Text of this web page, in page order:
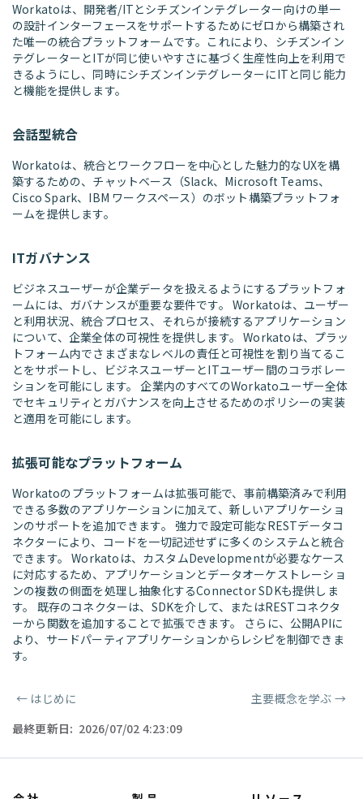
Workatoは、開発者/ITとシチズンインテグレーター向けの単一
の設計インターフェースをサポートするためにゼロから構築され
た唯一の統合プラットフォームです。これにより、シチズンイン
テグレーターとITが同じ使いやすさに基づく生産性向上を利用で
きるようにし、同時にシチズンインテグレーターにITと同じ能力
と機能を提供します。
会話型統合
Workatoは、統合とワークフローを中心とした魅力的なUXを構
築するための、チャットベース（Slack、Microsoft Teams、
Cisco Spark、IBM ワークスペース）のボット構築プラットフォ
ームを提供します。
ITガバナンス
ビジネスユーザーが企業データを扱えるようにするプラットフォ
ームには、ガバナンスが重要な要件です。 Workatoは、ユーザー
と利用状況、統合プロセス、それらが接続するアプリケーション
について、企業全体の可視性を提供します。 Workatoは、プラッ
トフォーム内でさまざまなレベルの責任と可視性を割り当てるこ
とをサポートし、ビジネスユーザーとITユーザー間のコラボレー
ションを可能にします。 企業内のすべてのWorkatoユーザー全体
でセキュリティとガバナンスを向上させるためのポリシーの実装
と適用を可能にします。
拡張可能なプラットフォーム
Workatoのプラットフォームは拡張可能で、事前構築済みで利用
できる多数のアプリケーションに加えて、新しいアプリケーショ
ンのサポートを追加できます。 強力で設定可能なRESTデータコ
ネクターにより、コードを一切記述せずに多くのシステムと統合
できます。 Workatoは、カスタムDevelopmentが必要なケース
に対応するため、アプリケーションとデータオーケストレーショ
ンの複数の側面を処理し抽象化するConnector SDKも提供しま
す。 既存のコネクターは、SDKを介して、またはRESTコネクタ
ーから関数を追加することで拡張できます。 さらに、公開APIに
より、サードパーティアプリケーションからレシピを制御できま
す。
ページャー
← はじめに 主要概念を学ぶ →
最終更新日: 2026/07/02 4:23:09